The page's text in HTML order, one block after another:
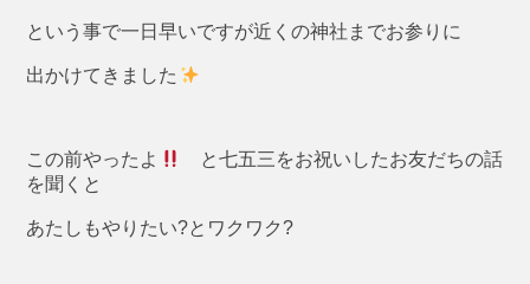
という事で一日早いですが近くの神社までお参りに
出かけてきました
この前やったよ
と七五三をお祝いしたお友だちの話
を聞くと
あたしもやりたい?とワクワク?